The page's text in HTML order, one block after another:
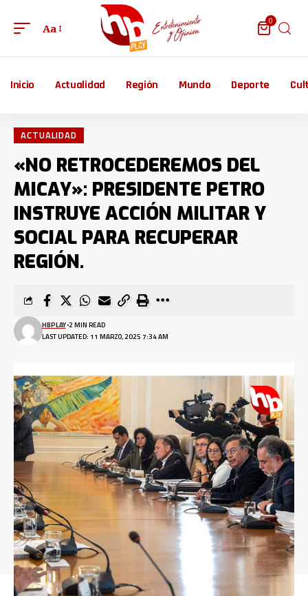
Aa
0
Inicio Actualidad Región Mundo Deporte
ACTUALIDAD
«NO RETROCEDEREMOS DEL
MICAY»: PRESIDENTE PETRO
INSTRUYE ACCIÓN MILITAR Y
SOCIAL PARA RECUPERAR
REGIÓN.
LAST UPDATED: 11 MARZO, 2025 7:34 AM
HBPLAY 2 MIN READ